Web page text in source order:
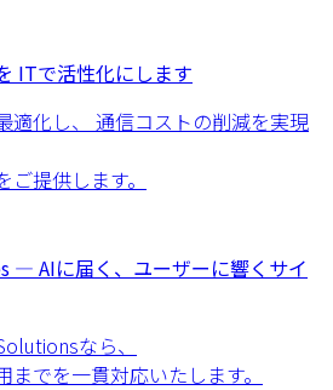
ITで活性化にします
適化し、 通信コストの削減を実現
提供します。
— AIに届く、ユーザーに響くサイ
なら、
でを一貫対応いたします。